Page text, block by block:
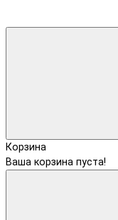
Корзина
Ваша корзина пуста!